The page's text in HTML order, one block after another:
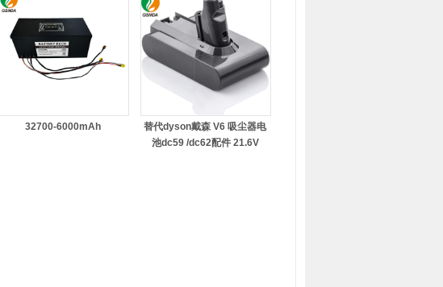
32700-6000mAh
替代dyson戴森 V6 吸尘器电
池dc59 /dc62配件 21.6V